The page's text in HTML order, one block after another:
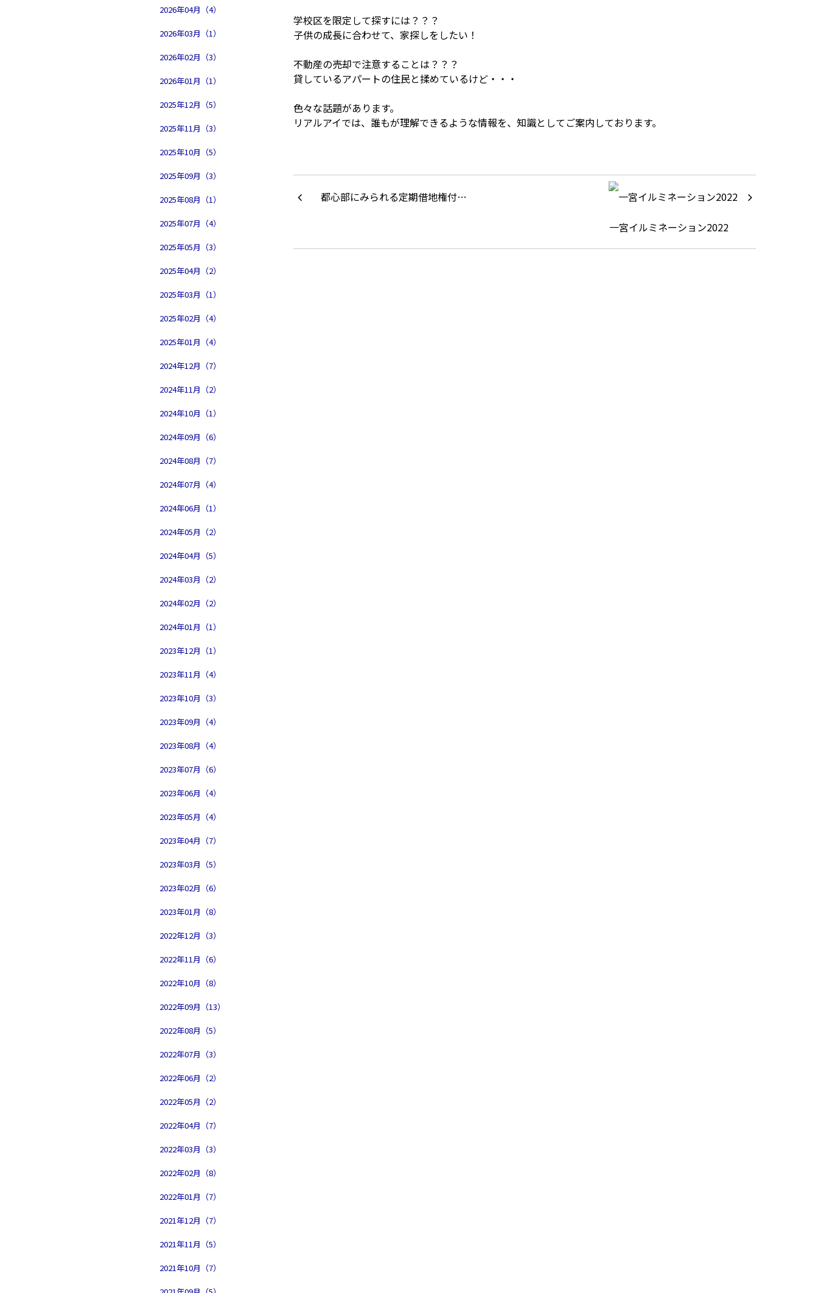
2026年04月（4）
2026年03月（1）
2026年02月（3）
2026年01月（1）
2025年12月（5）
2025年11月（3）
2025年10月（5）
2025年09月（3）
2025年08月（1）
2025年07月（4）
2025年05月（3）
2025年04月（2）
2025年03月（1）
2025年02月（4）
2025年01月（4）
2024年12月（7）
2024年11月（2）
2024年10月（1）
2024年09月（6）
2024年08月（7）
2024年07月（4）
2024年06月（1）
2024年05月（2）
2024年04月（5）
2024年03月（2）
2024年02月（2）
2024年01月（1）
2023年12月（1）
2023年11月（4）
2023年10月（3）
2023年09月（4）
2023年08月（4）
2023年07月（6）
2023年06月（4）
2023年05月（4）
2023年04月（7）
2023年03月（5）
2023年02月（6）
2023年01月（8）
2022年12月（3）
2022年11月（6）
2022年10月（8）
2022年09月（13）
2022年08月（5）
2022年07月（3）
2022年06月（2）
2022年05月（2）
2022年04月（7）
2022年03月（3）
2022年02月（8）
2022年01月（7）
2021年12月（7）
2021年11月（5）
2021年10月（7）
学校区を限定して探すには？？？
子供の成長に合わせて、家探しをしたい！
不動産の売却で注意することは？？？
貸しているアパートの住民と揉めているけど・・・
色々な話題があります。
リアルアイでは、誰もが理解できるような情報を、知識としてご案内しております。
都心部にみられる定期借地権付…
一宮イルミネーション2022